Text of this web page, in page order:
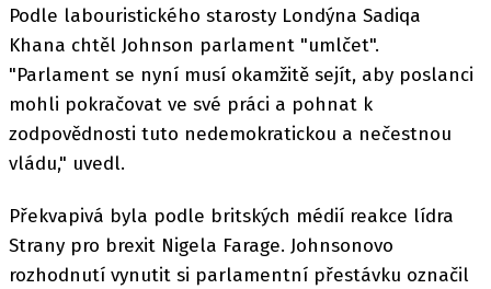
Podle labouristického starosty Londýna Sadiqa
Khana chtěl Johnson parlament "umlčet".
"Parlament se nyní musí okamžitě sejít, aby poslanci
mohli pokračovat ve své práci a pohnat k
zodpovědnosti tuto nedemokratickou a nečestnou
vládu," uvedl.
Překvapivá byla podle britských médií reakce lídra
Strany pro brexit Nigela Farage. Johnsonovo
rozhodnutí vynutit si parlamentní přestávku označil